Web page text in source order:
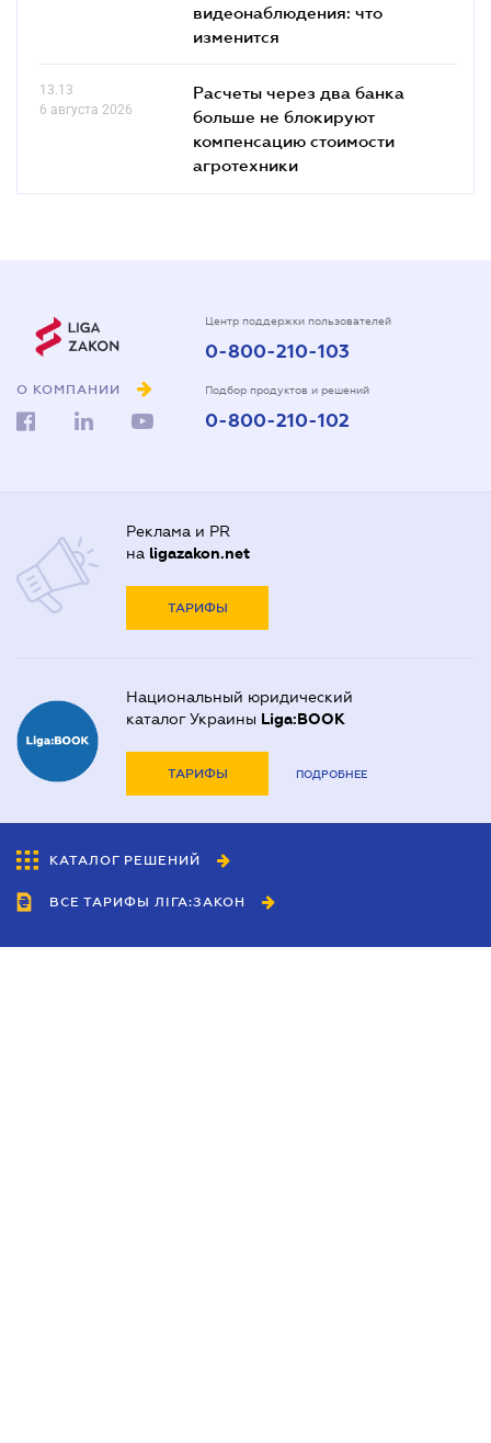
видеонаблюдения: что
изменится
13.13
6 августа 2026
Расчеты через два банка
больше не блокируют
компенсацию стоимости
агротехники
О КОМПАНИИ
Центр поддержки пользователей
0-800-210-103
Подбор продуктов и решений
0-800-210-102
Реклама и PR
на ligazakon.net
ТАРИФЫ
Национальный юридический
каталог Украины Liga:BOOK
ТАРИФЫ ПОДРОБНЕЕ
КАТАЛОГ РЕШЕНИЙ
ВСЕ ТАРИФЫ ЛІГА:ЗАКОН